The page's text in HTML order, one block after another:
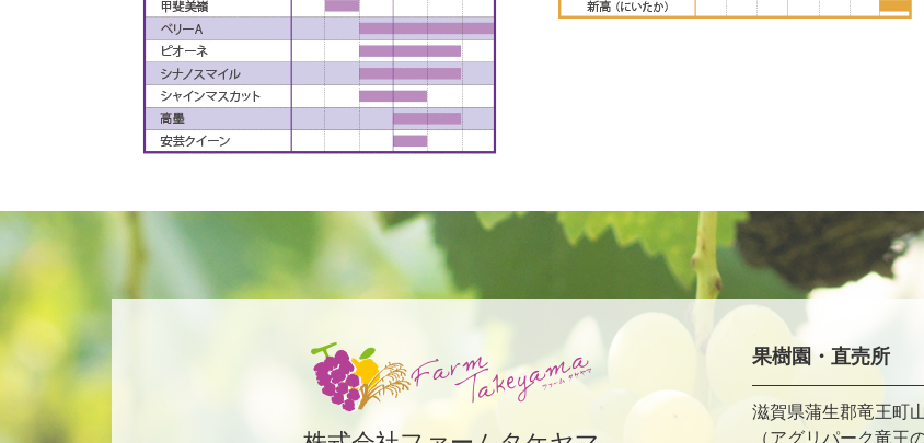
果樹園・直売所
滋賀県蒲生郡竜王町
（アグリパーク竜王